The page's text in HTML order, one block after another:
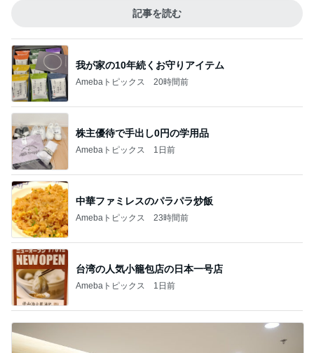
記事を読む
我が家の10年続くお守りアイテム
Amebaトピックス 20時間前
株主優待で手出し0円の学用品
Amebaトピックス 1日前
中華ファミレスのパラパラ炒飯
Amebaトピックス 23時間前
台湾の人気小籠包店の日本一号店
Amebaトピックス 1日前